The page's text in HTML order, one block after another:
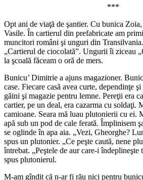
***
Opt ani de viaţă de şantier. Cu bunica
Vasile. În cartierul din prefabricate am
muncitori români şi unguri din
„Cartierul de ciocolată”. Ungurii îi ziceau
la şcoală făceam o oră de mers.
Bunicu’ Dimitrie a ajuns magazioner.
case. Fiecare casă avea curte, dependinţe
găini şi magazie pentru lemne. Pereţii era
cartier, pe un deal, era cazarma cu soldaţi.
camioane. Seara mă luau plutonierii cu ei.
apă sub un pod de cale ferată. Împlinisem
se oglinde în apa aia. „Vezi, Gheorghe?
spus un plutonier. „Ce peşte caută, nene
întrebat. „Peştele de aur care-i îndeplineşte
spus plutonierul.
M-am gîndit că n-ar fi rău nici pentru